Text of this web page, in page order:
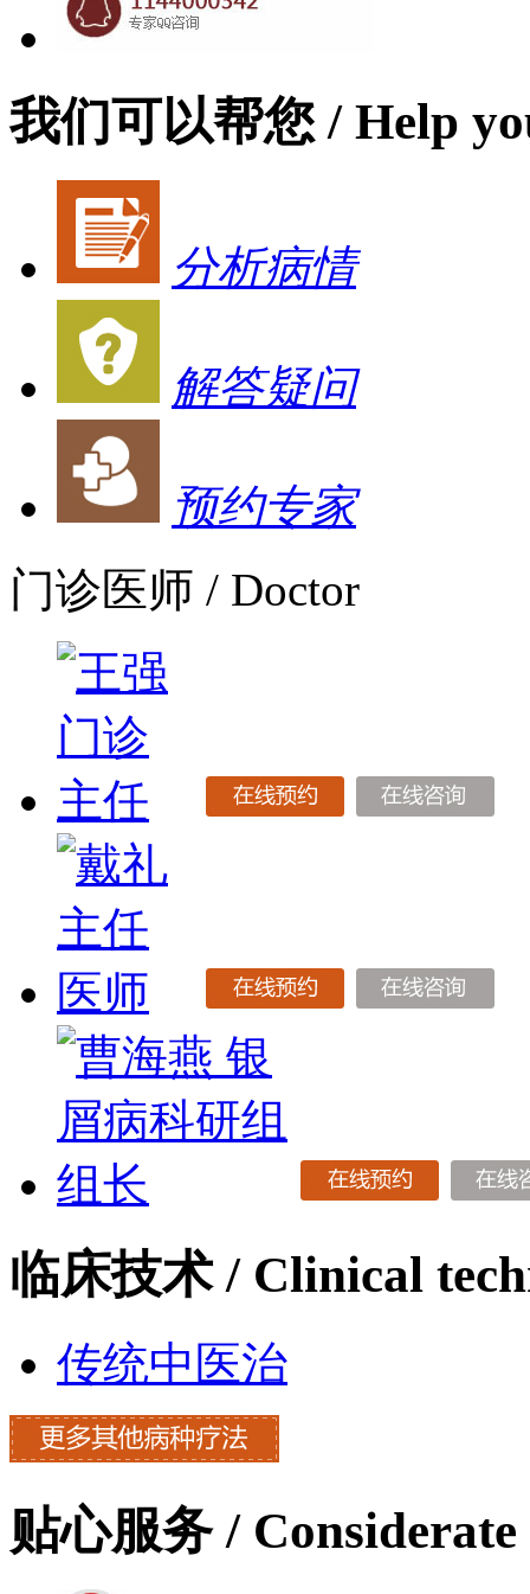
我们可以帮您 / Help
分析病情
解答疑问
预约专家
门诊医师 / Doctor
临床技术 / Clinical
传统中医治
贴心服务 / Considerate